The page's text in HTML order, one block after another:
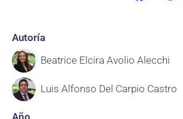
Autoría
Beatrice Elcira Avolio Alecchi
Luis Alfonso Del Carpio Castro
Año